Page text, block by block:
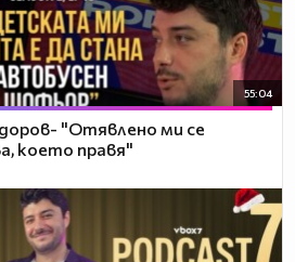
55:04
"Отявлено ми се
което правя"